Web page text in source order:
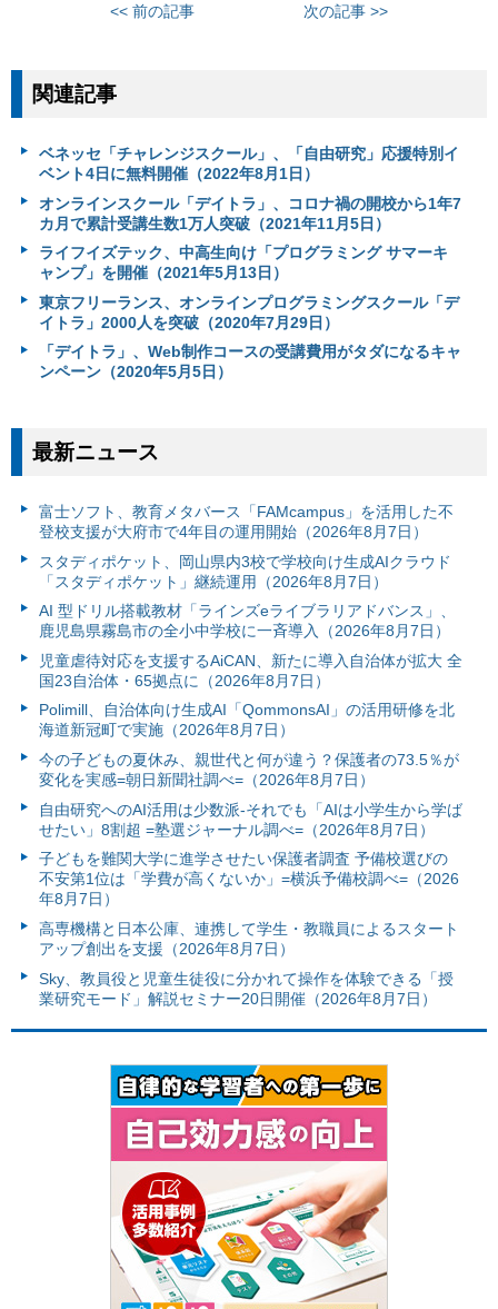
<< 前の記事 次の記事 >>
関連記事
ベネッセ「チャレンジスクール」、「自由研究」応援特別イ
ベント4日に無料開催（2022年8月1日）
オンラインスクール「デイトラ」、コロナ禍の開校から1年7
カ月で累計受講生数1万人突破（2021年11月5日）
ライフイズテック、中高生向け「プログラミング サマーキ
ャンプ」を開催（2021年5月13日）
東京フリーランス、オンラインプログラミングスクール「デ
イトラ」2000人を突破（2020年7月29日）
「デイトラ」、Web制作コースの受講費用がタダになるキャ
ンペーン（2020年5月5日）
最新ニュース
富⼠ソフト、教育メタバース「FAMcampus」を活用した不
登校支援が大府市で4年目の運用開始（2026年8月7日）
スタディポケット、岡山県内3校で学校向け生成AIクラウド
「スタディポケット」継続運用（2026年8月7日）
AI 型ドリル搭載教材「ラインズeライブラリアドバンス」、
鹿児島県霧島市の全小中学校に一斉導入（2026年8月7日）
児童虐待対応を支援するAiCAN、新たに導入自治体が拡大 全
国23自治体・65拠点に（2026年8月7日）
Polimill、自治体向け生成AI「QommonsAI」の活用研修を北
海道新冠町で実施（2026年8月7日）
今の子どもの夏休み、親世代と何が違う？保護者の73.5％が
変化を実感=朝日新聞社調べ=（2026年8月7日）
自由研究へのAI活用は少数派-それでも「AIは小学生から学ば
せたい」8割超 =塾選ジャーナル調べ=（2026年8月7日）
子どもを難関大学に進学させたい保護者調査 予備校選びの
不安第1位は「学費が高くないか」=横浜予備校調べ=（2026
年8月7日）
高専機構と日本公庫、連携して学生・教職員によるスタート
アップ創出を支援（2026年8月7日）
Sky、教員役と児童生徒役に分かれて操作を体験できる「授
業研究モード」解説セミナー20日開催（2026年8月7日）